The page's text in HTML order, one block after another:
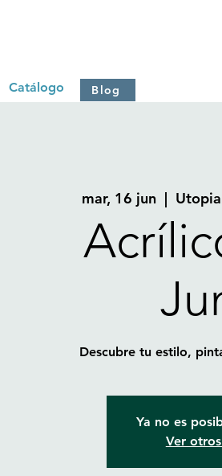
Catálogo Blog
mar, 16 jun
  |
Descubre tu estilo,
Ya no es
Ver